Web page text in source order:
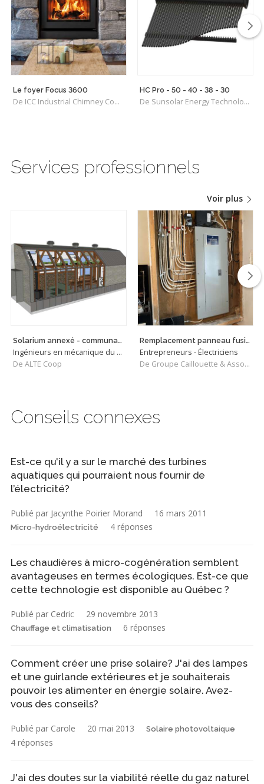
Le foyer Focus 3600
De ICC Industrial Chimney Company Inc.
HC Pro - 50 - 40 - 38 - 30
De Sunsolar Energy Technologies (SET) Québec
Services professionnels
Voir plus
Solarium annexé - communauté du Champ Libre
Ingénieurs en mécanique du bâtiment
De ALTE Coop
Remplacement panneau fusible brulé
Entrepreneurs - Électriciens
De Groupe Caillouette & Associés inc
Conseils connexes
Est-ce qu'il y a sur le marché des turbines
aquatiques qui pourraient nous fournir de
l’électricité?
Publié par Jacynthe Poirier Morand 16 mars 2011
Micro-hydroélectricité 4 réponses
Les chaudières à micro-cogénération semblent
avantageuses en termes écologiques. Est-ce que
cette technologie est disponible au Québec ?
Publié par Cedric 29 novembre 2013
Chauffage et climatisation 6 réponses
Comment créer une prise solaire? J'ai des lampes
et une guirlande extérieures et je souhaiterais
pouvoir les alimenter en énergie solaire. Avez-
vous des conseils?
Publié par Carole 20 mai 2013 Solaire photovoltaique
4 réponses
J'ai des doutes sur la viabilité réelle du gaz naturel